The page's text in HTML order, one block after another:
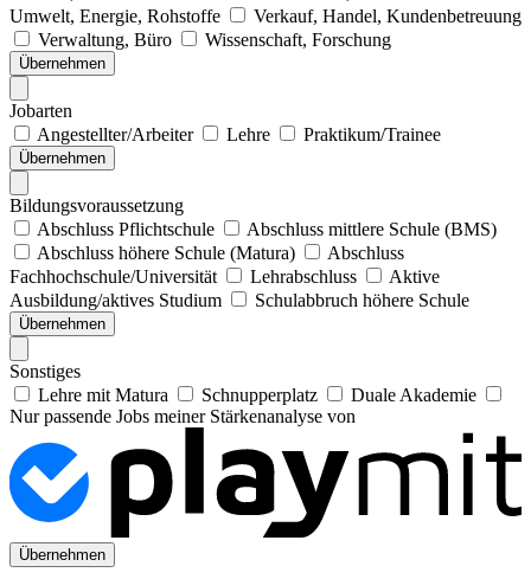
Umwelt, Energie, Rohstoffe
Verkauf, Handel, Kundenbetreuung
Verwaltung, Büro
Wissenschaft, Forschung
Übernehmen
Jobarten
Angestellter/Arbeiter
Lehre Praktikum/Trainee
Übernehmen
Bildungsvoraussetzung
Abschluss Pflichtschule
Abschluss mittlere Schule (BMS)
Abschluss höhere Schule (Matura)
Abschluss
Fachhochschule/Universität
Lehrabschluss
Aktive
Ausbildung/aktives Studium
Schulabbruch höhere Schule
Übernehmen
Sonstiges
Lehre mit Matura
Schnupperplatz
Duale Akademie
Nur passende Jobs meiner Stärkenanalyse von
Übernehmen